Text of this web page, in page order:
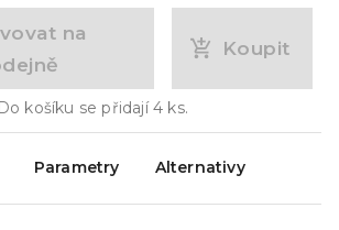
na
Koupit
Do košíku se přidají4 ks.
Parametry Alternativy